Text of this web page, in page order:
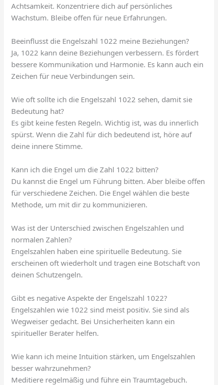
Achtsamkeit. Konzentriere dich auf persönliches
Wachstum. Bleibe offen für neue Erfahrungen.
Beeinflusst die Engelszahl 1022 meine Beziehungen?
Ja, 1022 kann deine Beziehungen verbessern. Es fördert
bessere Kommunikation und Harmonie. Es kann auch ein
Zeichen für neue Verbindungen sein.
Wie oft sollte ich die Engelszahl 1022 sehen, damit sie
Bedeutung hat?
Es gibt keine festen Regeln. Wichtig ist, was du innerlich
spürst. Wenn die Zahl für dich bedeutend ist, höre auf
deine innere Stimme.
Kann ich die Engel um die Zahl 1022 bitten?
Du kannst die Engel um Führung bitten. Aber bleibe offen
für verschiedene Zeichen. Die Engel wählen die beste
Methode, um mit dir zu kommunizieren.
Was ist der Unterschied zwischen Engelszahlen und
normalen Zahlen?
Engelszahlen haben eine spirituelle Bedeutung. Sie
erscheinen oft wiederholt und tragen eine Botschaft von
deinen Schutzengeln.
Gibt es negative Aspekte der Engelszahl 1022?
Engelszahlen wie 1022 sind meist positiv. Sie sind als
Wegweiser gedacht. Bei Unsicherheiten kann ein
spiritueller Berater helfen.
Wie kann ich meine Intuition stärken, um Engelszahlen
besser wahrzunehmen?
Meditiere regelmäßig und führe ein Traumtagebuch.